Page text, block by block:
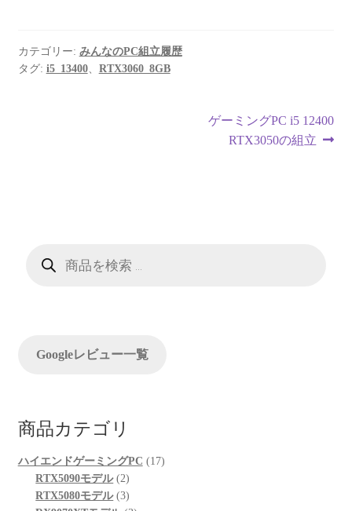
カテゴリー: みんなのPC組立履歴
タグ: i5_13400、 RTX3060_8GB
ー
ン
次
ゲーミングPC i5 12400
RTX3050の組立
Googleレビュー一覧
商品カテゴリ
ハイエンドゲーミングPC 1717
RTX5090モデル 22
個
RTX5080モデル 33